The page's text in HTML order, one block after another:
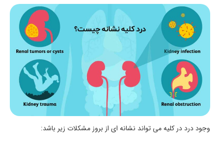
وجود درد در کلیه می تواند نشانه ای از بروز مشکلات زیر باشد: